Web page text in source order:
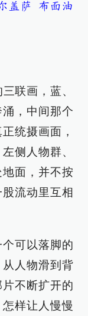
盖萨 布面油
联画，蓝、
，中间那个
统摄画面，
侧人物群、
面，并不按
流动里互相
可以落脚的
人物滑到背
不断扩开的
样让人慢慢